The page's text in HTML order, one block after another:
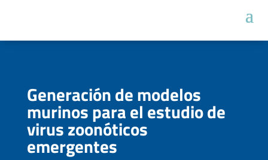
Generación de modelos
murinos para el estudio de
virus zoonóticos
emergentes